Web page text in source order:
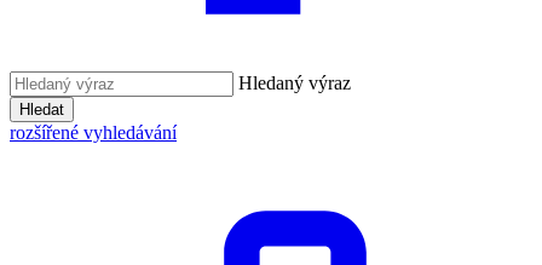
Hledaný výraz
Hledat
rozšířené vyhledávání